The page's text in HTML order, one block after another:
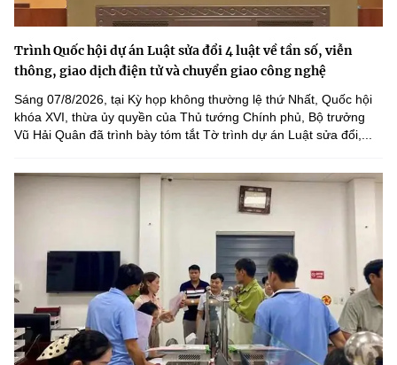
Trình Quốc hội dự án Luật sửa đổi 4 luật về tần số, viễn
thông, giao dịch điện tử và chuyển giao công nghệ
Sáng 07/8/2026, tại Kỳ họp không thường lệ thứ Nhất, Quốc hội
khóa XVI, thừa ủy quyền của Thủ tướng Chính phủ, Bộ trưởng
Vũ Hải Quân đã trình bày tóm tắt Tờ trình dự án Luật sửa đổi,...